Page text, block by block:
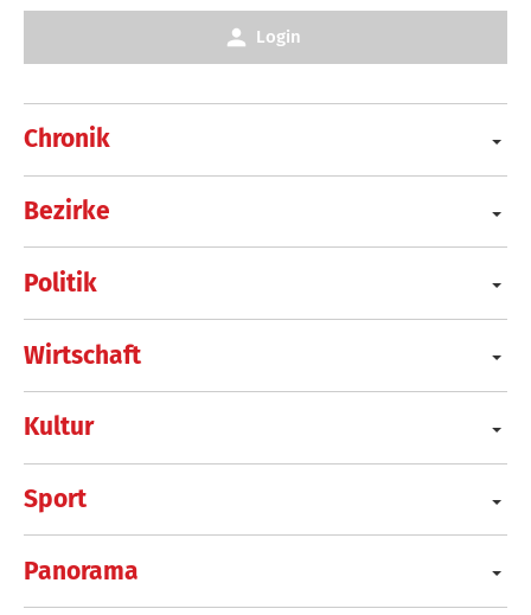
Chronik
Bezirke
Politik
Wirtschaft
Kultur
Sport
Panorama
Login